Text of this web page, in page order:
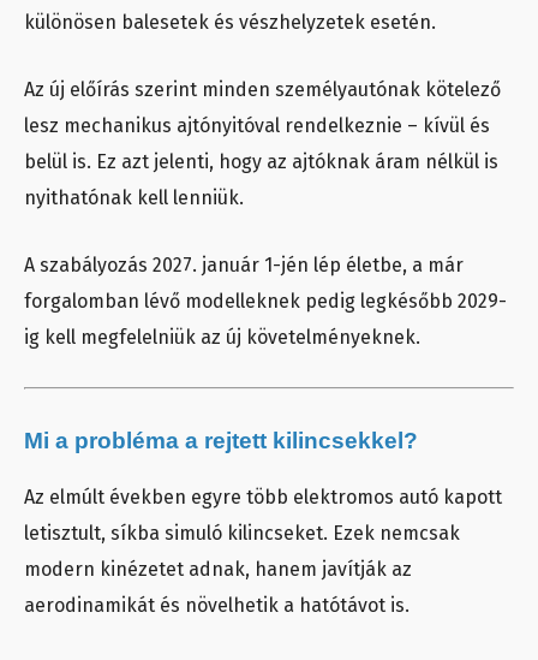
különösen balesetek és vészhelyzetek esetén.
Az új előírás szerint minden személyautónak kötelező
lesz mechanikus ajtónyitóval rendelkeznie – kívül és
belül is. Ez azt jelenti, hogy az ajtóknak áram nélkül is
nyithatónak kell lenniük.
A szabályozás 2027. január 1-jén lép életbe, a már
forgalomban lévő modelleknek pedig legkésőbb 2029-
ig kell megfelelniük az új követelményeknek.
Mi a probléma a rejtett kilincsekkel?
Az elmúlt években egyre több elektromos autó kapott
letisztult, síkba simuló kilincseket. Ezek nemcsak
modern kinézetet adnak, hanem javítják az
aerodinamikát és növelhetik a hatótávot is.